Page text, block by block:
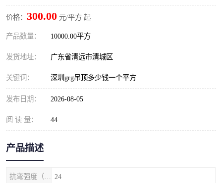
价格： 300.00 元/平方 起
产品数量： 10000.00平方
发货地址： 广东省清远市清城区
关键词： 深圳grg吊顶多少钱一个平方
发布日期： 2026-08-05
阅 读 量： 44
产品描述
24